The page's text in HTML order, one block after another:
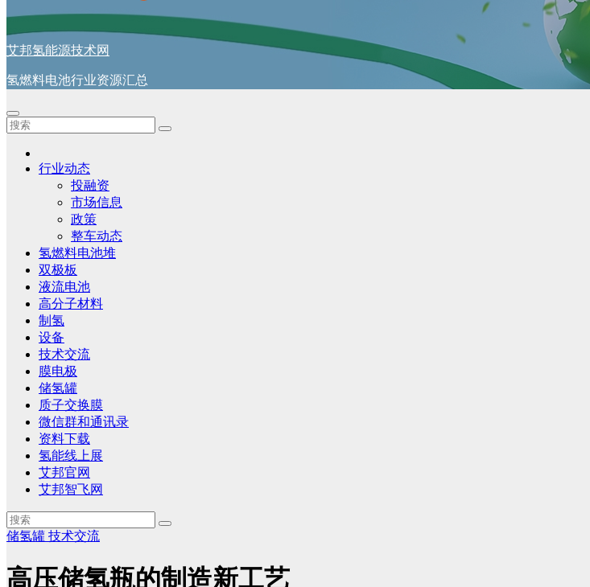
艾邦氢能源技术网
氢燃料电池行业资源汇总
行业动态
投融资
市场信息
政策
整车动态
氢燃料电池堆
双极板
液流电池
高分子材料
制氢
设备
技术交流
膜电极
储氢罐
质子交换膜
微信群和通讯录
资料下载
氢能线上展
艾邦官网
艾邦智飞网
储氢罐 技术交流
高压储氢瓶的制造新工艺